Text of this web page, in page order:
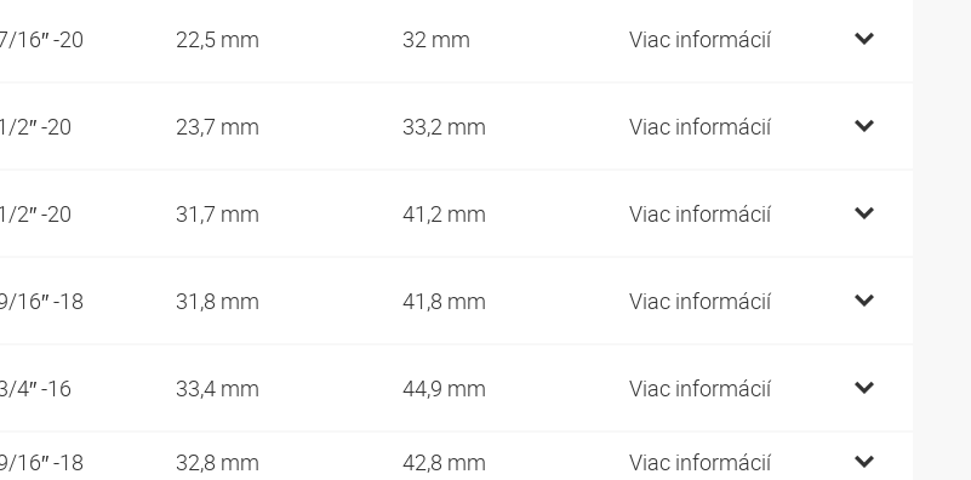
16″ -20 22,5 mm 32 mm Viac informácií
2″ -20 23,7 mm 33,2 mm Viac informácií
2″ -20 31,7 mm 41,2 mm Viac informácií
16″ -18 31,8 mm 41,8 mm Viac informácií
4″ -16 33,4 mm 44,9 mm Viac informácií
16″ -18 32,8 mm 42,8 mm Viac informácií